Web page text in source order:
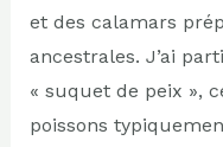
et des calamars
ancestrales. J’ai
« suquet de peix »,
poissons